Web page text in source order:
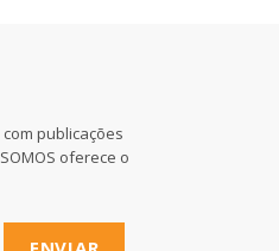
publicações
oferece o